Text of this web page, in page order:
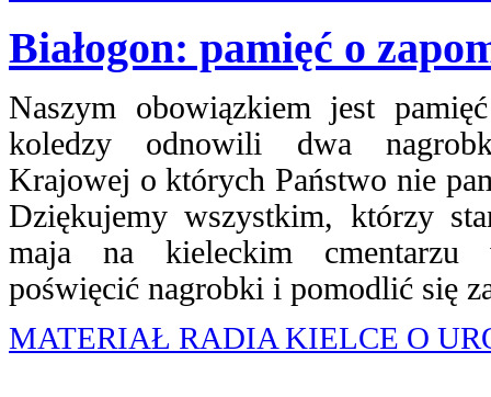
Białogon: pamięć o
Naszym obowiązkiem jest
koledzy odnowili dwa
Krajowej o których Państwo nie
Dziękujemy wszystkim, którzy
maja na kieleckim cmentarzu
poświęcić nagrobki i pomodlić się
MATERIAŁ RADIA KIELCE O